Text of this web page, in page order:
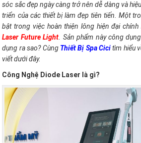
sóc sắc đẹp ngày càng trở nên dễ dàng và
triển của các thiết bị làm đẹp tiên tiến. Một
bật trong việc hoàn thiện lông hiện đại chính
Laser Future Light . Sản phẩm này công
dụng ra sao? Cùng Thiết Bị Spa Cicitìm hiểu
viết dưới đây.
Công Nghệ Diode Laser là gì?